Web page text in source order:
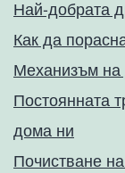
Най-добрата
Как да
Механизъм на
Постоянната
дома ни
Почистване